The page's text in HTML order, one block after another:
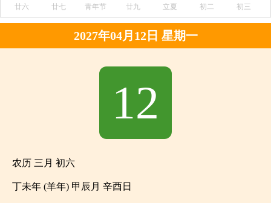
廿六 廿七 青年节 廿九 立夏 初二 初三
2027年04月12日 星期一
12
农历 三月 初六
丁未年 (羊年) 甲辰月 辛酉日